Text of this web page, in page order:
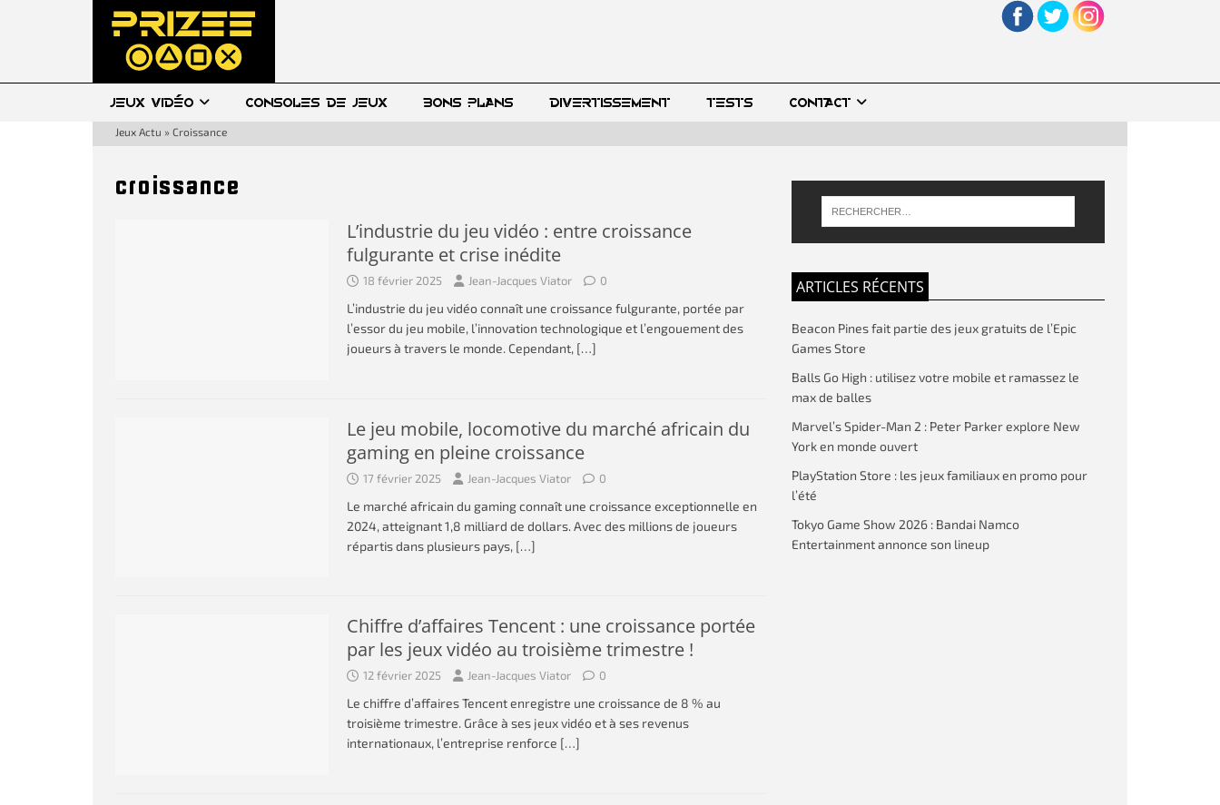
JEUX VIDÉO CONSOLES DE JEUX BONS PLANS DIVERTISSEMENT TESTS CONTACT
Jeux Actu » Croissance
croissance
L’industrie du jeu vidéo : entre croissance
fulgurante et crise inédite
18 février 2025 Jean-Jacques Viator 0
L’industrie du jeu vidéo connaît une croissance fulgurante, portée par
l’essor du jeu mobile, l’innovation technologique et l’engouement des
joueurs à travers le monde. Cependant, […]
Le jeu mobile, locomotive du marché africain du
gaming en pleine croissance
17 février 2025 Jean-Jacques Viator 0
Le marché africain du gaming connaît une croissance exceptionnelle en
2024, atteignant 1,8 milliard de dollars. Avec des millions de joueurs
répartis dans plusieurs pays, […]
Chiffre d’affaires Tencent : une croissance portée
par les jeux vidéo au troisième trimestre !
12 février 2025 Jean-Jacques Viator 0
Le chiffre d’affaires Tencent enregistre une croissance de 8 % au
troisième trimestre. Grâce à ses jeux vidéo et à ses revenus
internationaux, l’entreprise renforce […]
ARTICLES RÉCENTS
Beacon Pines fait partie des jeux gratuits de l’Epic
Games Store
Balls Go High : utilisez votre mobile et ramassez le
max de balles
Marvel’s Spider-Man 2 : Peter Parker explore New
York en monde ouvert
PlayStation Store : les jeux familiaux en promo pour
l’été
Tokyo Game Show 2026 : Bandai Namco
Entertainment annonce son lineup